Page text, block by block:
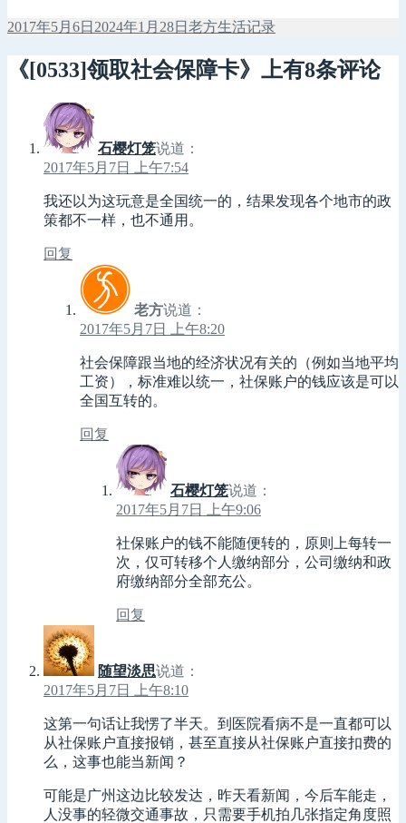
发
于
2017年5月6日 2024年1月28日 作
老方分
生活记录
《[0533]领取社会保障卡》上有8条评论
石樱灯笼说道：
2017年5月7日 上午7:54
我还以为这玩意是全国统一的，结果发现各个地市的政
策都不一样，也不通用。
回复
老方说道：
2017年5月7日 上午8:20
社会保障跟当地的经济状况有关的（例如当地平均
工资），标准难以统一，社保账户的钱应该是可以
全国互转的。
回复
石樱灯笼说道：
2017年5月7日 上午9:06
社保账户的钱不能随便转的，原则上每转一
次，仅可转移个人缴纳部分，公司缴纳和政
府缴纳部分全部充公。
回复
随望淡思说道：
2017年5月7日 上午8:10
这第一句话让我愣了半天。到医院看病不是一直都可以
从社保账户直接报销，甚至直接从社保账户直接扣费的
么，这事也能当新闻？
可能是广州这边比较发达，昨天看新闻，今后车能走，
人没事的轻微交通事故，只需要手机拍几张指定角度照